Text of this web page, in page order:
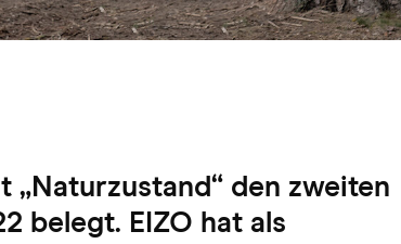
den zweiten
belegt. EIZO hat als